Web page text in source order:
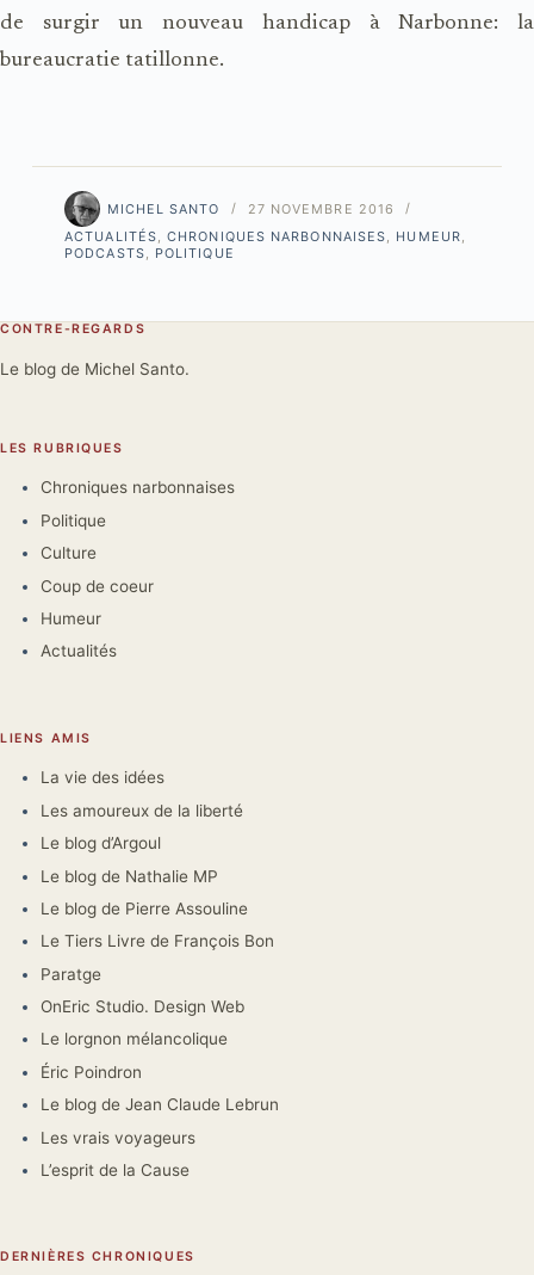
de surgir un nouveau handicap à Narbonne: la
bureaucratie tatillonne.
MICHEL SANTO
27 NOVEMBRE 2016
ACTUALITÉS,CHRONIQUES NARBONNAISES, HUMEUR,
PODCASTS, POLITIQUE
CONTRE-REGARDS
Le blog de Michel Santo.
LES RUBRIQUES
Chroniques narbonnaises
Politique
Culture
Coup de coeur
Humeur
Actualités
LIENS AMIS
La vie des idées
Les amoureux de la liberté
Le blog d’Argoul
Le blog de Nathalie MP
Le blog de Pierre Assouline
Le Tiers Livre de François Bon
Paratge
OnEric Studio. Design Web
Le lorgnon mélancolique
Éric Poindron
Le blog de Jean Claude Lebrun
Les vrais voyageurs
L’esprit de la Cause
DERNIÈRES CHRONIQUES